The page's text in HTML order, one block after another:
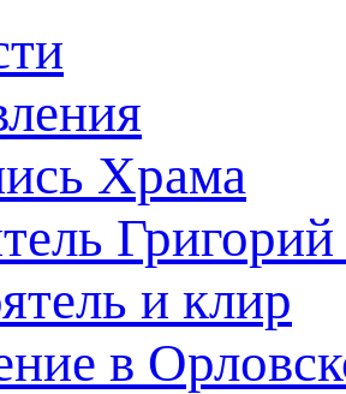
Храма
и клир
в